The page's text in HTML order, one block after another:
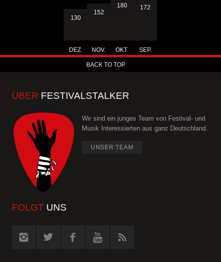
130
DEZ.
152
NOV.
180
OKT.
172
SEP.
BACK TO TOP
ÜBER FESTIVALSTALKER
Wir sind ein junges Team von Festival- und
Musik Interessierten aus ganz Deutschland.
UNSER TEAM
FOLGT UNS